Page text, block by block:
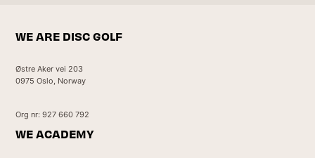
WE ARE DISC GOLF
Østre Aker vei 203
0975 Oslo, Norway
Org nr: 927 660 792
WE ACADEMY